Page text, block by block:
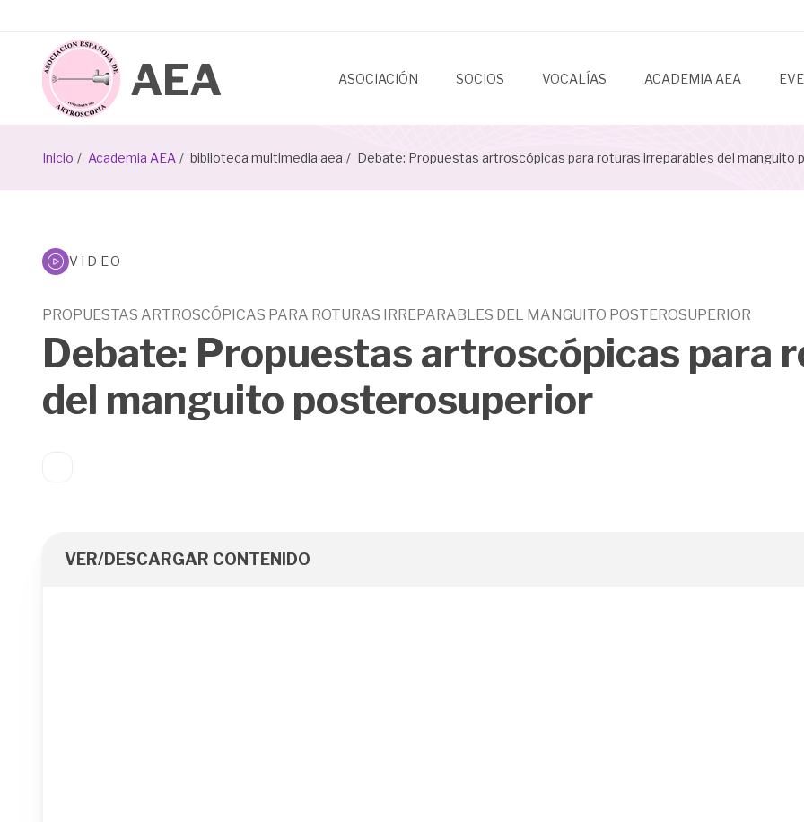
contenido
principal
ASOCIACIÓN SOCIOS VOCALÍAS ACADEMIA AEA
Sobrescribir
ayuda
a
la
navegación
Inicio Academia AEA biblioteca multimedia aea Debate: Propuestas artroscópicas para roturas irreparables del manguito
Biblioteca
VIDEO
PROPUESTAS ARTROSCÓPICAS PARA ROTURAS IRREPARABLES DEL MANGUITO POSTEROSUPERIOR
Debate: Propuestas artroscópicas para
del manguito posterosuperior
VER/DESCARGAR CONTENIDO